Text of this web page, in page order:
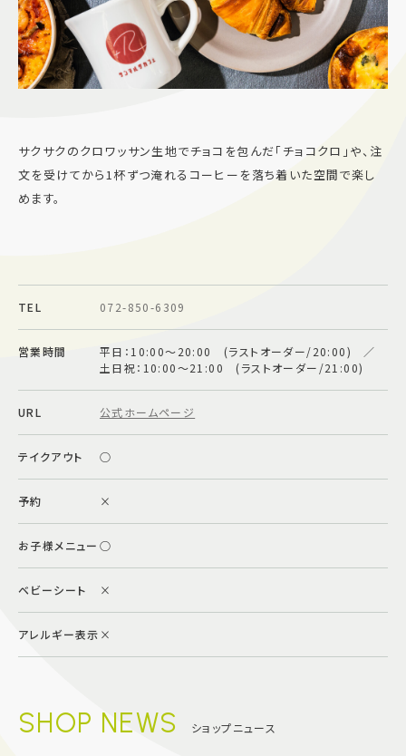
キッズ＆ベビー
施設案内
サクサクのクロワッサン生地でチョコを包んだ「チョコクロ」や、注
文を受けてから1杯ずつ淹れるコーヒーを落ち着いた空間で楽し
めます。
TEL 072-850-6309
営業時間
平日：10:00～20:00 (ラストオーダー/20:00) ／
土日祝：10:00～21:00 (ラストオーダー/21:00)
URL 公式ホームページ
テイクアウト ○
予約 ×
お子様メニュー ○
ベビーシート ×
アレルギー表示 ×
SHOP NEWS ショップニュース